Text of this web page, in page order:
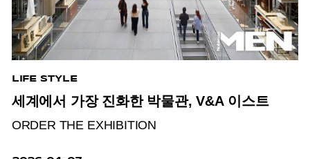
LIFE STYLE
세계에서 가장 진화한 박물관, V&A 이스트
ORDER THE EXHIBITION